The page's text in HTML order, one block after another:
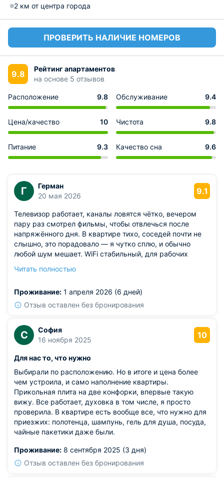
2 км от центра города
ПРОВЕРИТЬ НАЛИЧИЕ НОМЕРОВ
9.8
Рейтинг апартаментов
на основе 5 отзывов
Расположение 9.8 Обслуживание 9.4
Цена/качество 10 Чистота 9.8
Питание 9.3 Качество сна 9.6
Г
Герман
20 мая 2026
9.1
Телевизор работает, каналы ловятся чётко, вечером
пару раз смотрел фильмы, чтобы отвлечься после
напряжённого дня. В квартире тихо, соседей почти не
слышно, это порадовало — я чутко сплю, и обычно
любой шум мешает. WiFi стабильный, для рабочих
шторы плотные, утром солнце в глаза не светит, можно
Из недостатков: правда, заметил, что в ванной немного
потеет зеркало после душа — видимо, вентиляция не
общем, если снова поеду в Ижевск, возможно,
остановлюсь здесь ещё раз.
Читать полностью
Проживание: 1 апреля 2026 (6 дней)
Отзыв оставлен без бронирования
С
София
16 ноября 2025
10
Для нас то, что нужно
Выбирали по расположению. Но в итоге и цена более
чем устроила, и само наполнение квартиры.
Прикольная плита на две конфорки, впервые такую
вижу. Все работает, духовка в том числе, я просто
проверила. В квартире есть вообще все, что нужно для
приезжих: полотенца, шампунь, гель для душа, посуда,
чайные пакетики даже были.
Проживание: 8 сентября 2025 (3 дня)
Отзыв оставлен без бронирования